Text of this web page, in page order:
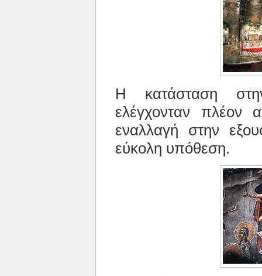
Η κατάσταση
ελέγχονταν πλέον
εναλλαγή στην
εύκολη υπόθεση.